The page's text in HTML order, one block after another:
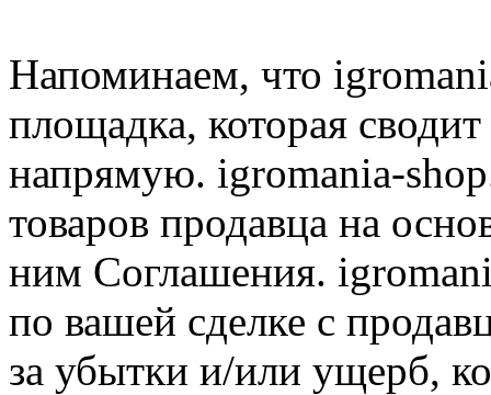
Напоминаем, что
площадка, которая
напрямую. igromania-
товаров продавца на
ним Соглашения.
по вашей сделке с
за убытки и/или ущерб,